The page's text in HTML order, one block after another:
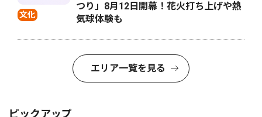
文化
つり」8月12日開幕！花火打ち上げや熱
気球体験も
エリア一覧を見る
ピックアップ